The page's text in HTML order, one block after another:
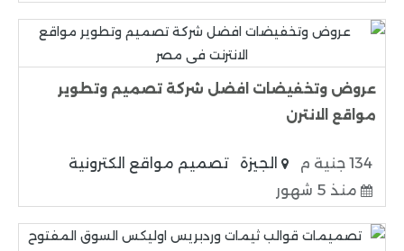
عروض وتخفيضات افضل شركة تصميم وتطوير
مواقع الانترن
134 جنية م الجيزة
تصميم مواقع الكترونية
منذ 5 شهور